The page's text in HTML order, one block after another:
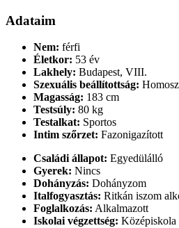
Adataim
Nem: férfi
Életkor: 53 év
Lakhely: Budapest, VIII.
Szexuális beállítottság:
Magasság: 183 cm
Testsúly: 80 kg
Testalkat: Sportos
Intim szőrzet: Fazonigazított
Családi állapot: Egyedülálló
Gyerek: Nincs
Dohányzás: Dohányzom
Italfogyasztás: Ritkán iszom
Foglalkozás: Alkalmazott
Iskolai végzettség: Középiskola